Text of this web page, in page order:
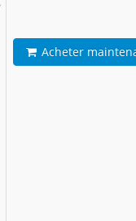
Acheter